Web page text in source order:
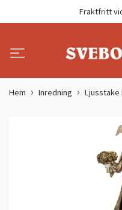
Fraktfritt
Hem Inredning Ljusstake